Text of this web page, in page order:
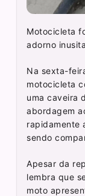
Motocicleta
adorno
Na sexta-
motocicleta
uma caveira
abordagem
rapidamente
sendo
Apesar da
lembra que
moto